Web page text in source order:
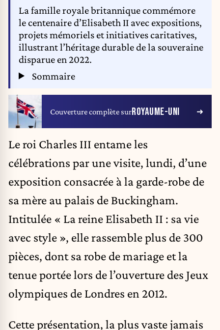
La famille royale britannique commémore
le centenaire d’Elisabeth II avec expositions,
projets mémoriels et initiatives caritatives,
illustrant l’héritage durable de la souveraine
disparue en 2022.
Sommaire
Couverture complète surROYAUME-UNI
Le roi Charles III entame les
célébrations par une visite, lundi, d’une
exposition consacrée à la garde-robe de
sa mère au palais de Buckingham.
Intitulée « La reine Elisabeth II : sa vie
avec style », elle rassemble plus de 300
pièces, dont sa robe de mariage et la
tenue portée lors de l’ouverture des Jeux
olympiques de Londres en 2012.
Cette présentation, la plus vaste jamais